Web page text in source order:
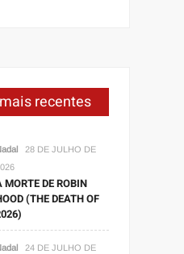
recentes
28 DE JULHO DE
MORTE DE ROBIN
(THE DEATH OF
24 DE JULHO DE